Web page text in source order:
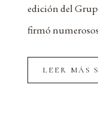
edición del
firmó numerosos
LEER MÁS